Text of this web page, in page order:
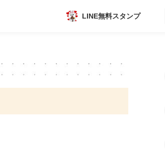
新作
数独無料ゲーム
LINE無料スタンプ